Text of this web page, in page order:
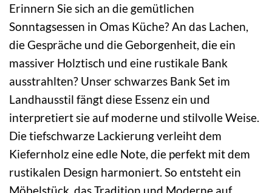
Erinnern Sie sich an die gemütlichen
Sonntagsessen in Omas Küche? An das Lachen,
die Gespräche und die Geborgenheit, die ein
massiver Holztisch und eine rustikale Bank
ausstrahlten? Unser schwarzes Bank Set im
Landhausstil fängt diese Essenz ein und
interpretiert sie auf moderne und stilvolle Weise.
Die tiefschwarze Lackierung verleiht dem
Kiefernholz eine edle Note, die perfekt mit dem
rustikalen Design harmoniert. So entsteht ein
Möbelstück, das Tradition und Moderne auf